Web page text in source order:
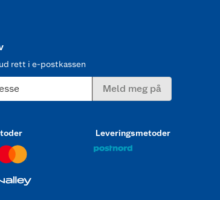
rett i e-postkassen
Meld meg på
Leveringsmetoder